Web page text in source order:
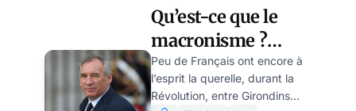
Qu’est-ce que le
macronisme ?
Bayrou le Girondin
révèle Attal le
Peu de Français ont encore à
l’esprit la querelle, durant la
Révolution, entre Girondins